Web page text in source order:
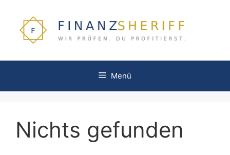
springen
Menü
Nichts gefunden